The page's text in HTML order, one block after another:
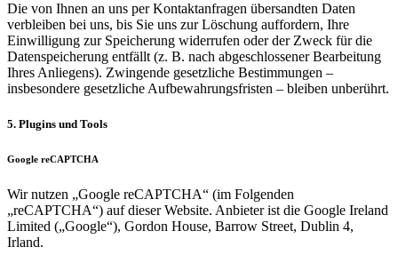
Die von Ihnen an uns per Kontaktanfragen übersandten Daten
verbleiben bei uns, bis Sie uns zur Löschung auffordern, Ihre
Einwilligung zur Speicherung widerrufen oder der Zweck für die
Datenspeicherung entfällt (z. B. nach abgeschlossener Bearbeitung
Ihres Anliegens). Zwingende gesetzliche Bestimmungen –
insbesondere gesetzliche Aufbewahrungsfristen – bleiben unberührt.
5. Plugins und Tools
Google reCAPTCHA
Wir nutzen „Google reCAPTCHA“ (im Folgenden
„reCAPTCHA“) auf dieser Website. Anbieter ist die Google Ireland
Limited („Google“), Gordon House, Barrow Street, Dublin 4,
Irland.